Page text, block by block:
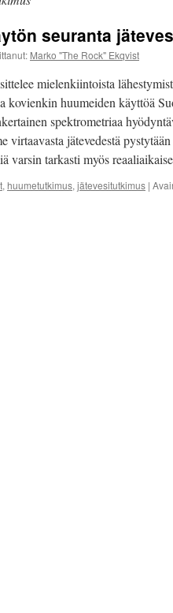
seuranta
Marko "The Rock" Ekqvist
mielenkiintoista
kovienkin huumeiden käyttöä
spektrometriaa
virtaavasta jätevedestä
varsin tarkasti myös
, huumetutkimus, jätevesitutkimus |